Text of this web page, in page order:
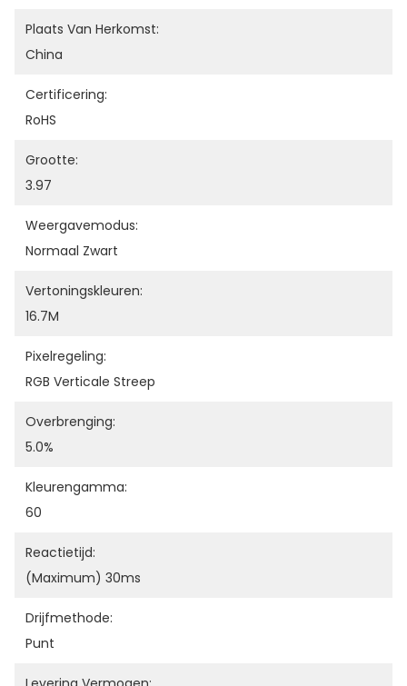
Plaats Van Herkomst:
China
Certificering:
RoHS
Grootte:
3.97
Weergavemodus:
Normaal Zwart
Vertoningskleuren:
16.7M
Pixelregeling:
RGB Verticale Streep
Overbrenging:
5.0%
Kleurengamma:
60
Reactietijd:
(maximum) 30ms
Drijfmethode:
Punt